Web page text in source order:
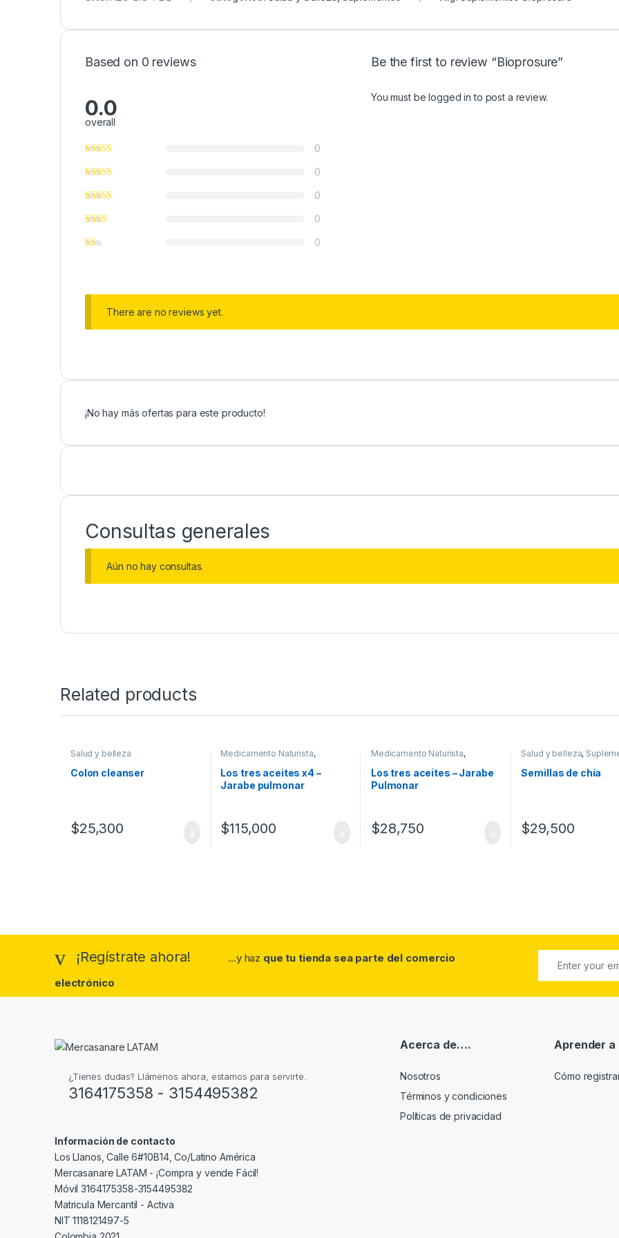
Based on 0 reviews
0.0
overall
0
0
0
0
0
Be the first to review “Bioprosure”
You must belogged in to post a review.
There are no reviews yet.
¡No hay más ofertas para este producto!
Consultas generales
Aún no hay consultas.
Related products
Salud y belleza
Colon cleanser
$25,300
Medicamento Naturista,
y belleza, Vitaminas
Los tres aceites x4 –
Jarabe pulmonar
$115,000
Medicamento Naturista,
Víveres
Los tres aceites – Jarabe
Pulmonar
$28,750
Salud y belleza,
Semillas de chía
$29,500
¡Regístrate ahora! ...y haz que tu tienda sea parte del comercio
electrónico
¿Tienes dudas? Llámenos ahora, estamos para servirte.
3164175358 - 3154495382
Información de contacto
Los Llanos, Calle 6#10B14, Co/Latino América
Mercasanare LATAM - ¡Compra y vende Fácil!
Móvil 3164175358-3154495382
Matricula Mercantil - Activa
NIT 1118121497-5
Acerca de….
Nosotros
Términos y condiciones
Políticas de privacidad
Aprender a
Cómo